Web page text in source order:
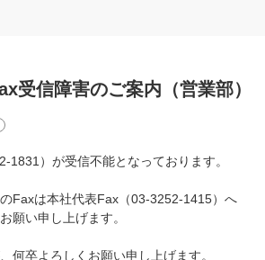
受信障害のご案内（営業部）
）が受信不能となっております。
Faxは本社代表Fax（03-3252-1415）へ
願い申し上げます。
何卒よろしくお願い申し上げます。